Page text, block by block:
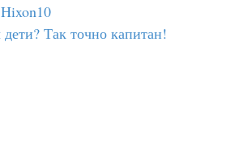
Так точно капитан!